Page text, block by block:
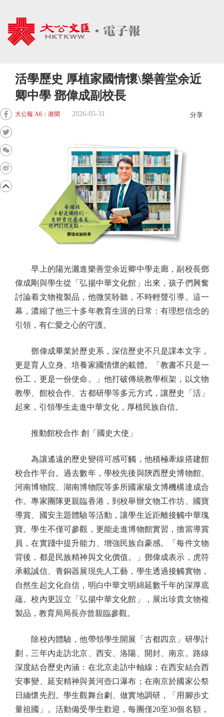
活學歷史 厚植家國情懷\樂善堂余近
卿中學 鄧偉成副校長
大公報 A6：港聞 2026-05-31 分享
早上的陽光灑進樂善堂余近卿中學走廊，副校長鄧
偉成剛與學生從「弘揚中華文化館」出來，孩子們興奮
討論着文物複製品，他微笑聆聽，不時輕聲引導。這一
幕，濃縮了他三十多年教育生涯的日常：有理想信念的
引領，有仁愛之心的守護。
鄧偉成畢業於歷史系，深信歷史不只是課本文字，
更是育人立身、培養家國情懷的載體。「教書不只是一
份工，更是一份使命。」他打破傳統教學框架，以文物
教學、館校合作、古都研學等多元方式，讓歷史「活」
起來，引領學生走進中華文化，厚植民族自信。
推動館校合作 創「國史大使」
為讓遙遠的歷史變得可感可觸，他積極牽線搭建館
校合作平台。過去數年，學校先後與陝西歷史博物館、
河南博物院、湖南博物院等多所國家級文博機構達成合
作。專家團隊更親臨香港，到校舉辦文物工作坊、國寶
導賞、國安主題體驗等活動，讓學生近距離接觸中華瑰
寶。學生不僅可參觀，更能走進博物館實習，擔當導賞
員，在實踐中提升能力、增強民族自豪感。「每件文物
背後，都是民族精神與文化價值。」鄧偉成表示，虎符
承載誠信、青銅器展現先人工藝，學生透過接觸實物，
自然生起文化自信，明白中華文明綿延數千年的深厚底
蘊。校內更設立「弘揚中華文化館」，展出珍貴文物複
製品，教育局局長亦曾親臨參觀。
除校內體驗，他帶領學生開展「古都四京」研學計
劃，三年內走訪北京、西安、洛陽、開封、南京。路線
深度結合歷史內涵：在北京走訪中軸線；在西安結合西
安事變、延安精神與黃河壺口瀑布；在南京於國家公祭
日緬懷先烈。學生觀舞台劇、做實地調研，「用腳步丈
量祖國」。活動備受學生歡迎，每團僅20至30個名額，